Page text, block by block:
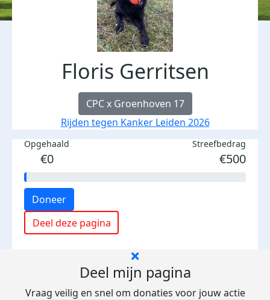
Floris Gerritsen
CPC x Groenhoven 17
Rijden tegen Kanker Leiden 2026
Opgehaald
€0
Streefbedrag
€500
Doneer
Deel deze pagina
Deel mijn pagina
Vraag veilig en snel om donaties voor jouw actie